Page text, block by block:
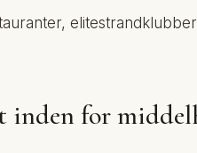
inden for